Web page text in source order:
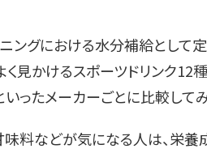
ングにおける水分補給として定
く見かけるスポーツドリンク12
いったメーカーごとに比較して
料などが気になる人は、栄養